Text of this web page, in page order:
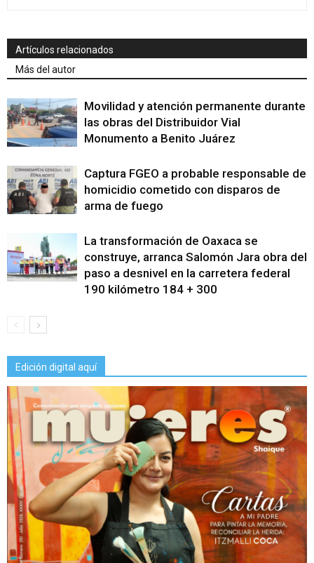
Artículos relacionados
Más del autor
Movilidad y atención permanente durante
las obras del Distribuidor Vial
Monumento a Benito Juárez
Captura FGEO a probable responsable de
homicidio cometido con disparos de
arma de fuego
La transformación de Oaxaca se
construye, arranca Salomón Jara obra del
paso a desnivel en la carretera federal
190 kilómetro 184 + 300
Edición digital aquí